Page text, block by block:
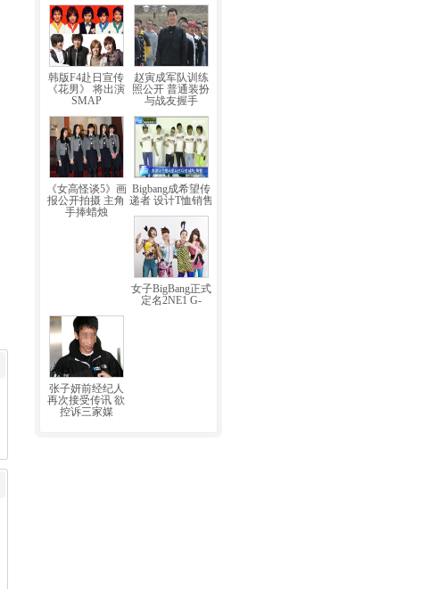
韩版F4赴日宣传
《花男》 将出演
SMAP
赵寅成军队训练
照公开 普通装扮
与战友握手
《女高怪谈5》画
报公开拍摄 主角
手捧蜡烛
Bigbang成希望传
递者 设计T恤销售
女子BigBang正式
定名2NE1 G-
张子妍前经纪人
再次接受传讯 欲
控诉三家媒